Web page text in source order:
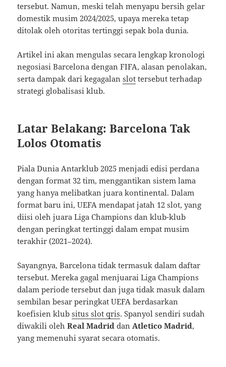
tersebut. Namun, meski telah menyapu bersih gelar
domestik musim 2024/2025, upaya mereka tetap
ditolak oleh otoritas tertinggi sepak bola dunia.
Artikel ini akan mengulas secara lengkap kronologi
negosiasi Barcelona dengan FIFA, alasan penolakan,
serta dampak dari kegagalanslot tersebut terhadap
strategi globalisasi klub.
Latar Belakang: Barcelona Tak
Lolos Otomatis
Piala Dunia Antarklub 2025 menjadi edisi perdana
dengan format 32 tim, menggantikan sistem lama
yang hanya melibatkan juara kontinental. Dalam
format baru ini, UEFA mendapat jatah 12 slot, yang
diisi oleh juara Liga Champions dan klub-klub
dengan peringkat tertinggi dalam empat musim
terakhir (2021–2024).
Sayangnya, Barcelona tidak termasuk dalam daftar
tersebut. Mereka gagal menjuarai Liga Champions
dalam periode tersebut dan juga tidak masuk dalam
sembilan besar peringkat UEFA berdasarkan
koefisien klubsitus slot qris. Spanyol sendiri sudah
diwakili olehReal Madrid dan Atletico Madrid,
yang memenuhi syarat secara otomatis.